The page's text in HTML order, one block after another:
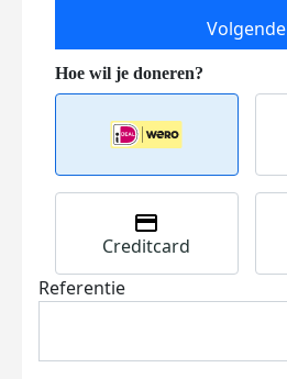
Volgende
Creditcard
Referentie